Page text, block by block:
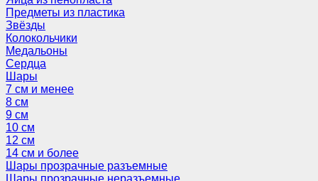
Предметы из пластика
Звёзды
Колокольчики
Медальоны
Сердца
Шары
7 см и менее
8 см
9 см
10 см
12 см
14 см и более
Шары прозрачные разъемные
Шары прозрачные неразъемные